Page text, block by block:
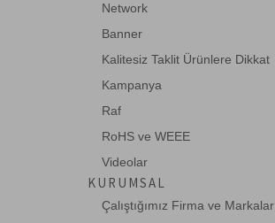
Network
Banner
Kalitesiz Taklit Ürünlere Dikkat
Kampanya
Raf
RoHS ve WEEE
Videolar
KURUMSAL
Çalıştığımız Firma ve Markalar